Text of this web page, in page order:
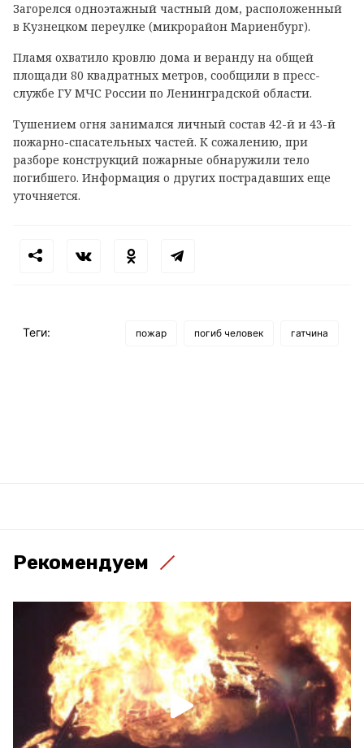
Загорелся одноэтажный частный дом, расположенный
в Кузнецком переулке (микрорайон Мариенбург).
Пламя охватило кровлю дома и веранду на общей
площади 80 квадратных метров, сообщили в пресс-
службе ГУ МЧС России по Ленинградской области.
Тушением огня занимался личный состав 42-й и 43-й
пожарно-спасательных частей. К сожалению, при
разборе конструкций пожарные обнаружили тело
погибшего. Информация о других пострадавших еще
уточняется.
Теги: пожар погиб человек гатчина
Рекомендуем